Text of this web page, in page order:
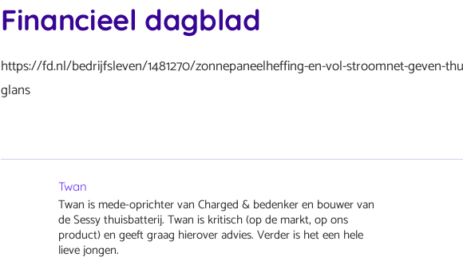
Financieel dagblad
https://fd.nl/bedrijfsleven/1481270/zonnepaneelheffing-en-vol-stroomnet-geven-
glans
Twan
Twan is mede-oprichter van Charged & bedenker en bouwer van
de Sessy thuisbatterij. Twan is kritisch (op de markt, op ons
product) en geeft graag hierover advies. Verder is het een hele
lieve jongen.